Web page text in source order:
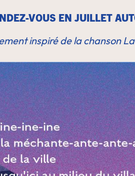
VOUS EN JUILLET
inspiré de la chanson